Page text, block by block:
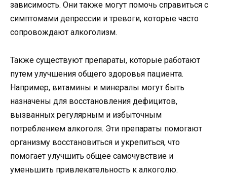
зависимость. Они также могут помочь справиться с
симптомами депрессии и тревоги, которые часто
сопровождают алкоголизм.
Также существуют препараты, которые работают
путем улучшения общего здоровья пациента.
Например, витамины и минералы могут быть
назначены для восстановления дефицитов,
вызванных регулярным и избыточным
потреблением алкоголя. Эти препараты помогают
организму восстановиться и укрепиться, что
помогает улучшить общее самочувствие и
уменьшить привлекательность к алкоголю.